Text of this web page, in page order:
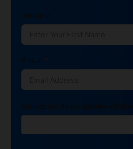
Vorname
E-Mail
Ich möchte News-Updates erhalten: